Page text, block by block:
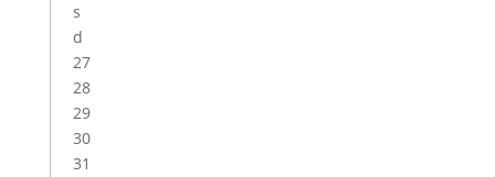
s
d
27
28
29
30
31